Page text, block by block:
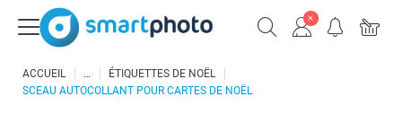
ACCUEIL
ÉTIQUETTES DE NOËL
SCEAU AUTOCOLLANT POUR CARTES DE NOËL